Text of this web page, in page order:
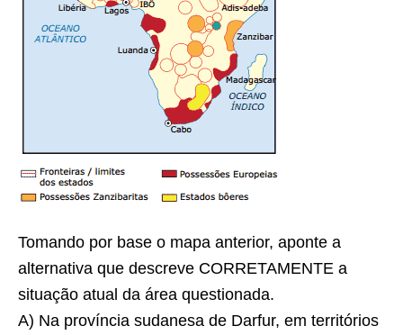
Tomando por base o mapa anterior, aponte a
alternativa que descreve CORRETAMENTE a
situação atual da área questionada.
A) Na província sudanesa de Darfur, em territórios